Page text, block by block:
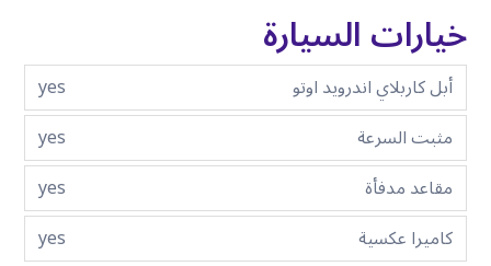
خيارات السيارة
أبل كاربلاي اندرويد اوتو
yes
مثبت السرعة
yes
مقاعد مدفأة
yes
كاميرا عكسية
yes